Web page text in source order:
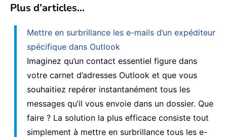
Plus d’articles…
Mettre en surbrillance les e-mails d’un expéditeur
spécifique dans Outlook
Imaginez qu’un contact essentiel figure dans
votre carnet d’adresses Outlook et que vous
souhaitiez repérer instantanément tous les
messages qu’il vous envoie dans un dossier. Que
faire ? La solution la plus efficace consiste tout
simplement à mettre en surbrillance tous les e-